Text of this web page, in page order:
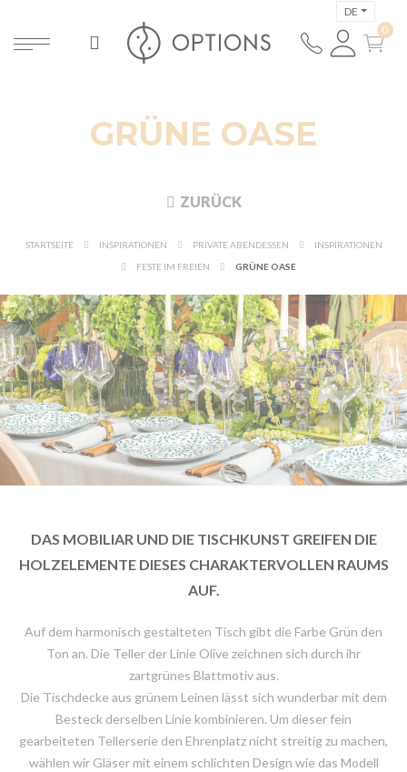
DE
GRÜNE OASE
ZURÜCK
STARTSEITE INSPIRATIONEN PRIVATE ABENDESSEN
INSPIRATIONEN
FESTE IM FREIEN
GRÜNE OASE
DAS MOBILIAR UND DIE TISCHKUNST GREIFEN DIE
HOLZELEMENTE DIESES CHARAKTERVOLLEN RAUMS
AUF.
Auf dem harmonisch gestalteten Tisch gibt die Farbe Grün den
Ton an. Die Teller der Linie Olive zeichnen sich durch ihr
zartgrünes Blattmotiv aus.
Die Tischdecke aus grünem Leinen lässt sich wunderbar mit dem
Besteck derselben Linie kombinieren. Um dieser fein
gearbeiteten Tellerserie den Ehrenplatz nicht streitig zu machen,
wählen wir Gläser mit einem schlichten Design wie das Modell